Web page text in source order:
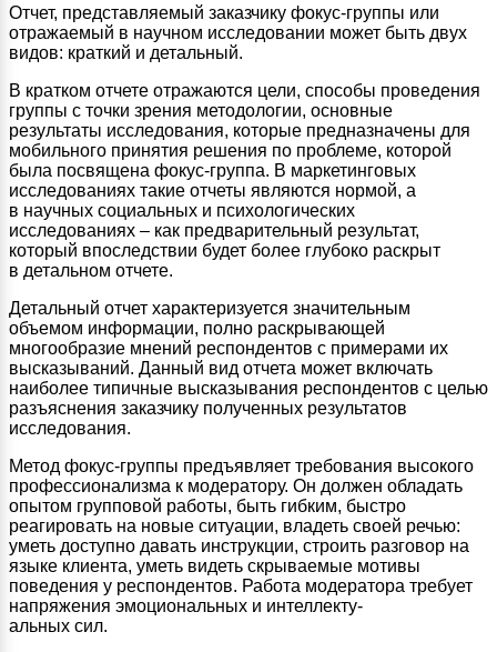
Отчет, представляемый заказчику фокус-группы или
отражаемый в научном исследовании может быть двух
видов: краткий и детальный.
В кратком отчете отражаются цели, способы проведения
группы с точки зрения методологии, основные
результаты исследования, которые предназначены для
мобильного принятия решения по проблеме, которой
была посвящена фокус-группа. В маркетинговых
исследованиях такие отчеты являются нормой, а
в научных социальных и психологических
исследованиях – как предварительный результат,
который впоследствии будет более глубоко раскрыт
в детальном отчете.
Детальный отчет характеризуется значительным
объемом информации, полно раскрывающей
многообразие мнений респондентов с примерами их
высказываний. Данный вид отчета может включать
наиболее типичные высказывания респондентов с целью
разъяснения заказчику полученных результатов
исследования.
Метод фокус-группы предъявляет требования высокого
профессионализма к модератору. Он должен обладать
опытом групповой работы, быть гибким, быстро
реагировать на новые ситуации, владеть своей речью:
уметь доступно давать инструкции, строить разговор на
языке клиента, уметь видеть скрываемые мотивы
поведения у респондентов. Работа модератора требует
напряжения эмоциональных и интеллекту-
альных сил.